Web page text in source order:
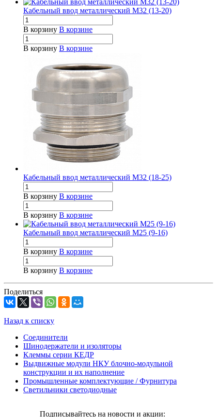
Кабельный ввод металлический М32 (13-20)
В корзину В корзине
В корзину В корзине
Кабельный ввод металлический М32 (18-25)
В корзину В корзине
В корзину В корзине
Кабельный ввод металлический М25 (9-16)
В корзину В корзине
В корзину В корзине
Поделиться
Назад к списку
Соединители
Шинодержатели и изоляторы
Клеммы серии КЕДР
Выдвижные модули НКУ блочно-модульной
конструкции и их наполнение
Промышленные комплектующие / Фурнитура
Светильники светодиодные
Подписывайтесь на новости и акции: